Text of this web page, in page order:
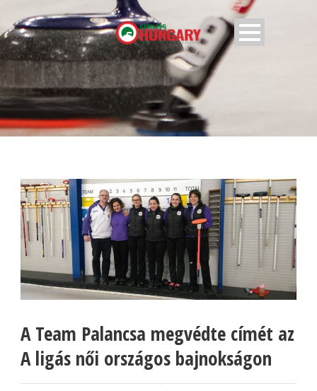
A Team Palancsa megvédte címét az
A ligás női országos bajnokságon